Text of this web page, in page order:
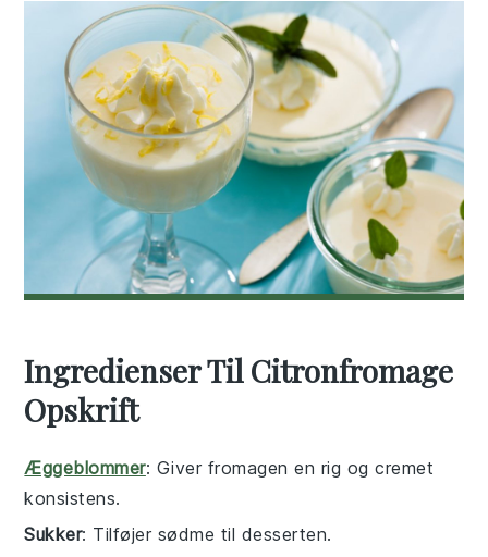
Ingredienser Til Citronfromage
Opskrift
Æggeblommer: Giver fromagen en rig og cremet
konsistens.
Sukker: Tilføjer sødme til desserten.